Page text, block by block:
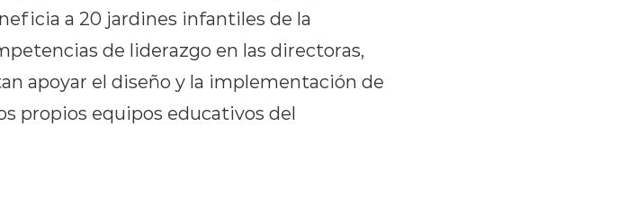
a 20 jardines infantiles de la
de liderazgo en las directoras,
apoyar el diseño y la implementación de
propios equipos educativos del